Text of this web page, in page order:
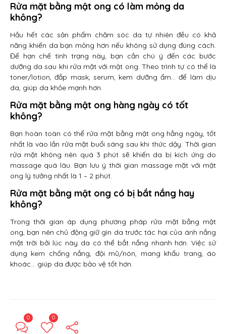
Rửa mặt bằng mật ong có làm mỏng da
không?
Hầu hết các sản phẩm chăm sóc da tự nhiên đều có khả
năng khiến da bạn mỏng hơn nếu không sử dụng đúng cách.
Để hạn chế tình trạng này, bạn cần chú ý đến các bước
dưỡng da sau khi rửa mặt với mật ong. Theo trình tự có thể là
toner/lotion, đắp mask, serum, kem dưỡng ẩm… để làm dịu
da, giúp da khỏe mạnh hơn.
Rửa mặt bằng mật ong hàng ngày có tốt
không?
Bạn hoàn toàn có thể rửa mặt bằng mật ong hằng ngày, tốt
nhất là vào lần rửa mặt buổi sáng sau khi thức dậy. Thời gian
rửa mặt không nên quá 3 phút sẽ khiến da bị kích ứng do
massage quá lâu. Bạn lưu ý thời gian massage mặt với mật
ong lý tưởng nhất là 1 – 2 phút.
Rửa mặt bằng mật ong có bị bắt nắng hay
không?
Trong thời gian áp dụng phương pháp rửa mặt bằng mật
ong, bạn nên chủ động giữ gìn da trước tác hại của ánh nắng
mặt trời bởi lúc này da có thể bắt nắng nhanh hơn. Việc sử
dụng kem chống nắng, đội mũ/nón, mang khẩu trang, áo
khoác… giúp da được bảo vệ tốt hơn.
0 0